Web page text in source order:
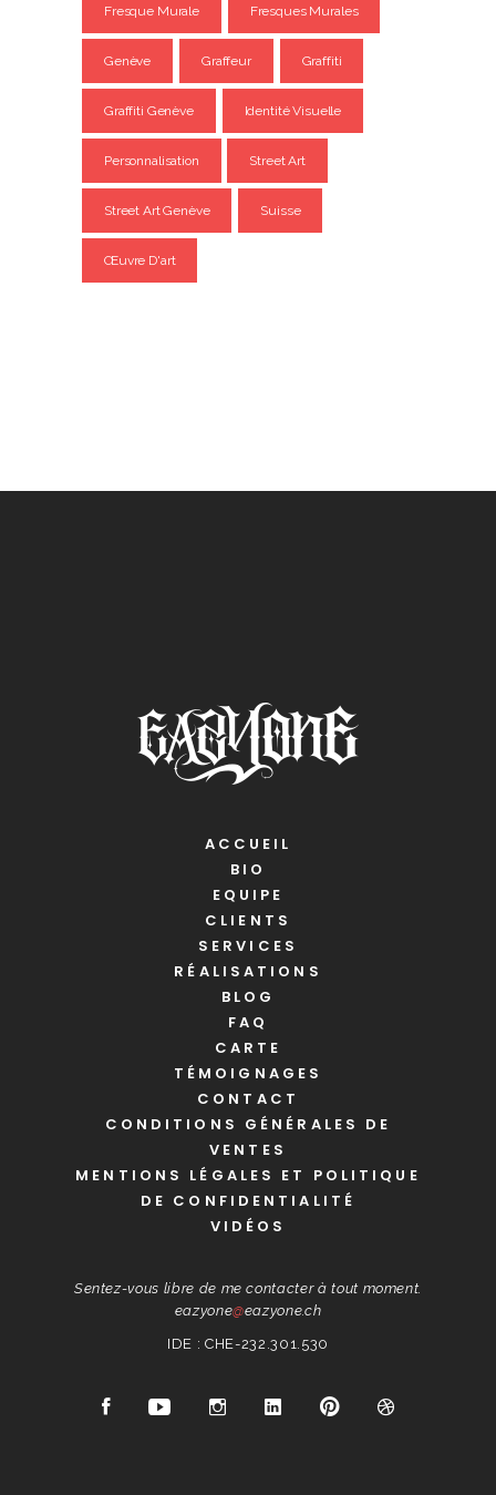
Fresque Murale Fresques Murales
Genève Graffeur Graffiti
Graffiti Genève Identité Visuelle
Personnalisation Street Art
Street Art Genève Suisse
Œuvre D'art
ACCUEIL
BIO
EQUIPE
CLIENTS
SERVICES
RÉALISATIONS
BLOG
FAQ
CARTE
TÉMOIGNAGES
CONTACT
CONDITIONS GÉNÉRALES DE
VENTES
MENTIONS LÉGALES ET POLITIQUE
DE CONFIDENTIALITÉ
VIDÉOS
Sentez-vous libre de me contacter à tout moment.
eazyone@eazyone.ch
IDE : CHE-232.301.530